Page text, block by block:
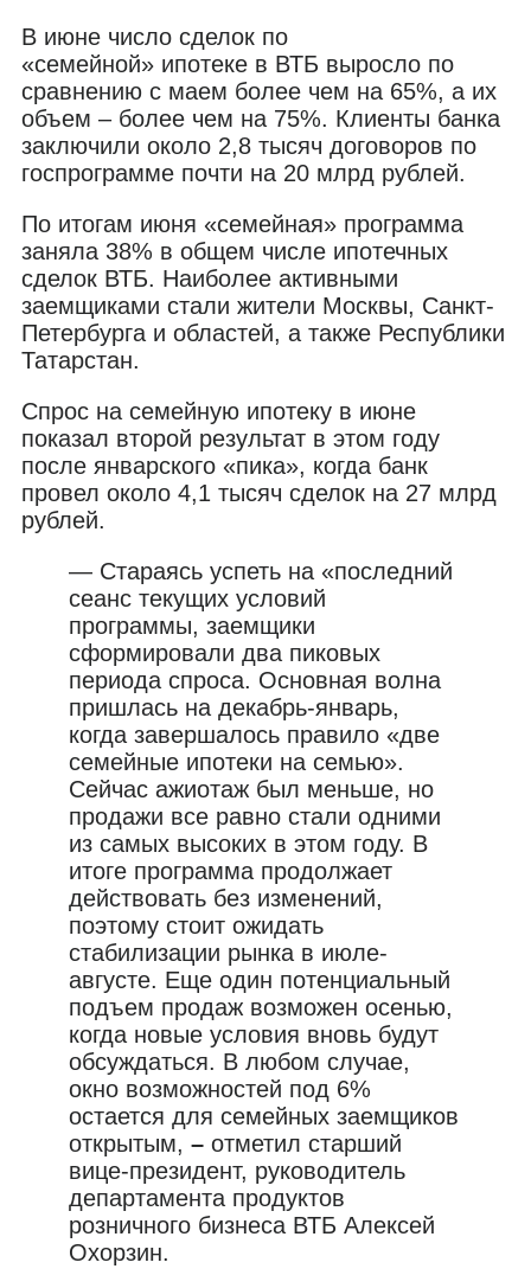
В июне число сделок по
«семейной» ипотеке в ВТБ выросло по
сравнению с маем более чем на 65%, а их
объем – более чем на 75%. Клиенты банка
заключили около 2,8 тысяч договоров по
госпрограмме почти на 20 млрд рублей.
По итогам июня «семейная» программа
заняла 38% в общем числе ипотечных
сделок ВТБ. Наиболее активными
заемщиками стали жители Москвы, Санкт-
Петербурга и областей, а также Республики
Татарстан.
Спрос на семейную ипотеку в июне
показал второй результат в этом году
после январского «пика», когда банк
провел около 4,1 тысяч сделок на 27 млрд
рублей.
— Стараясь успеть на «последний
сеанс текущих условий
программы, заемщики
сформировали два пиковых
периода спроса. Основная волна
пришлась на декабрь-январь,
когда завершалось правило «две
семейные ипотеки на семью».
Сейчас ажиотаж был меньше, но
продажи все равно стали одними
из самых высоких в этом году. В
итоге программа продолжает
действовать без изменений,
поэтому стоит ожидать
стабилизации рынка в июле-
августе. Еще один потенциальный
подъем продаж возможен осенью,
когда новые условия вновь будут
обсуждаться. В любом случае,
окно возможностей под 6%
остается для семейных заемщиков
открытым, – отметил старший
вице-президент, руководитель
департамента продуктов
розничного бизнеса ВТБ Алексей
Охорзин.